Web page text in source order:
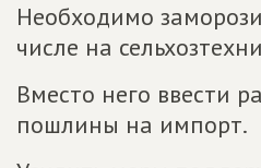
Необходимо
числе на
Вместо него ввести
пошлины на импорт.